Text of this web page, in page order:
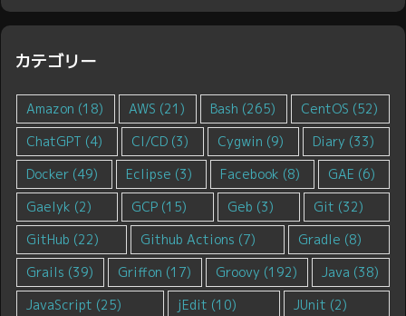
カテゴリー
Amazon (18) AWS (21) Bash (265) CentOS (52)
ChatGPT (4) CI/CD (3) Cygwin (9) Diary (33)
Docker (49) Eclipse (3) Facebook (8) GAE (6)
Gaelyk (2) GCP (15) Geb (3) Git (32)
GitHub (22) Github Actions (7) Gradle (8)
Grails (39) Griffon (17) Groovy (192) Java (38)
JavaScript (25) jEdit (10) JUnit (2)